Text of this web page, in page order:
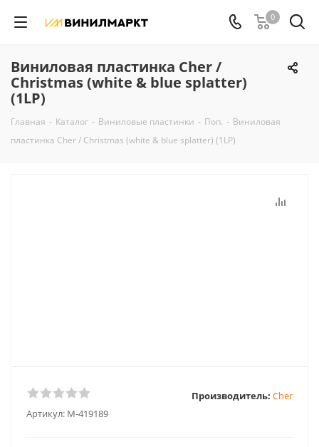
0
Виниловая пластинка Cher /
Christmas (white & blue splatter)
(1LP)
Главная - Каталог - Виниловые пластинки - Поп. - Виниловая
пластинка Cher / Christmas (white & blue splatter) (1LP)
Артикул: M-419189
Производитель: Cher